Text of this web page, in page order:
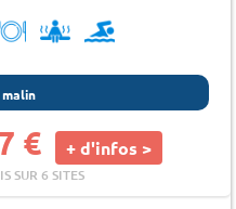
€ + d'infos >
SUR 6 SITES